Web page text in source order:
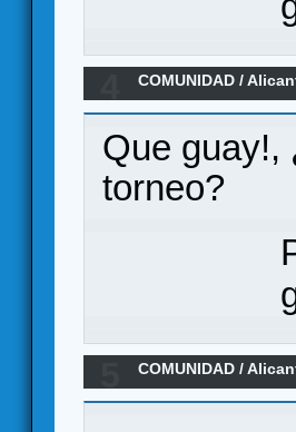
COMUNIDAD /
Que guay!,
torneo?
COMUNIDAD /